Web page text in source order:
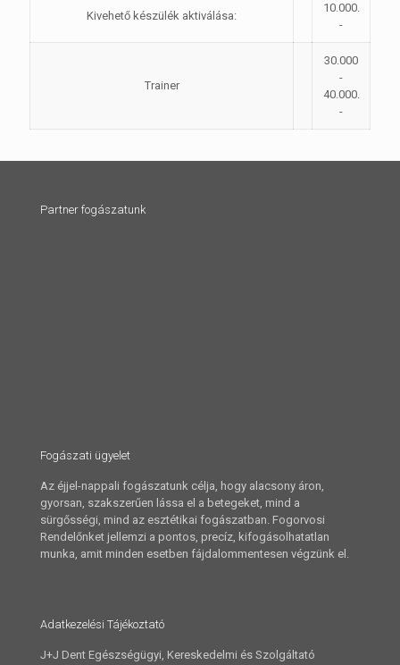
Kivehető készülék aktiválása:
10.000.
-
Trainer
30.000
-
40.000.
-
Partner fogászatunk
Fogászati ügyelet
Az éjjel-nappali fogászatunk célja, hogy alacsony áron,
gyorsan, szakszerűen lássa el a betegeket, mind a
sürgősségi, mind az esztétikai fogászatban. Fogorvosi
Rendelőnket jellemzi a pontos, precíz, kifogásolhatatlan
munka, amit minden esetben fájdalommentesen végzünk el.
Adatkezelési Tájékoztató
J+J Dent Egészségügyi, Kereskedelmi és Szolgáltató